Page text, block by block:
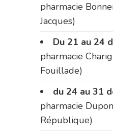
pharmacie
Jacques)
Du 21 au 24
pharmacie
Fouillade)
du 24 au 31
pharmacie
République)